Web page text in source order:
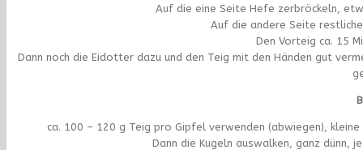
Auf die eine Seite Hefe zerbröckeln,
Auf die andere Seite
Den Vorteig ca. 15
Dann noch die Eidotter dazu und den Teig mit den Händen gut
ca. 100 – 120 g Teig pro Gipfel verwenden (abwiegen),
Dann die Kugeln auswalken, ganz dünn,